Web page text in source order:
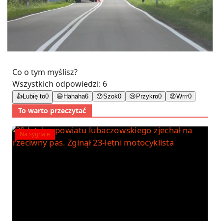
Co o tym myślisz?
Wszystkich odpowiedzi: 6
👍Lubię to0 😄 Hahaha6 😯Szok0 😢 Przykro0 😡Wrrr0
To warto przeczytać
Na sygnale